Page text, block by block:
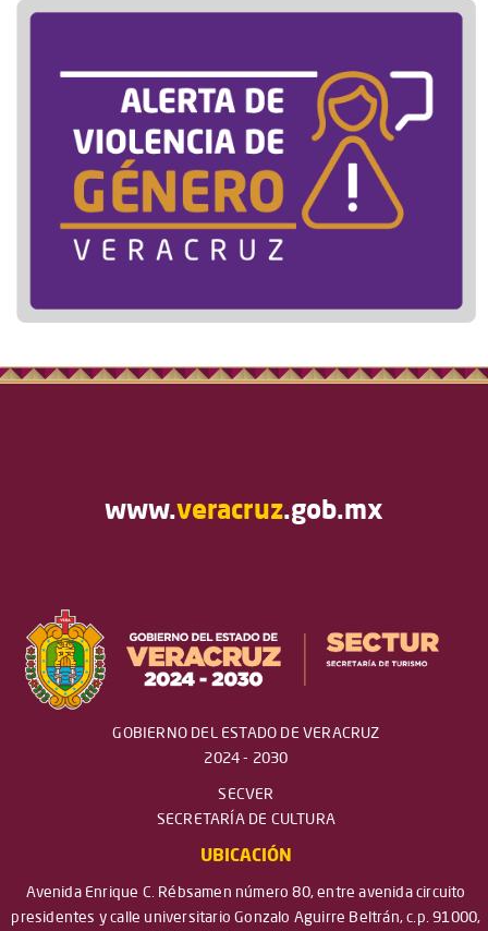
www.veracruz.gob.mx
GOBIERNO DEL ESTADO DE VERACRUZ
2024 - 2030
SECVER
SECRETARÍA DE CULTURA
UBICACIÓN
Avenida Enrique C. Rébsamen número 80, entre avenida circuito
presidentes y calle universitario Gonzalo Aguirre Beltrán, c.p. 91000,